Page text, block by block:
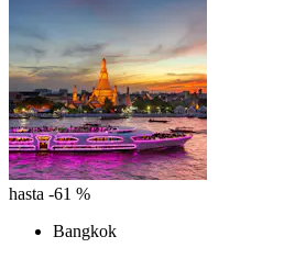
hasta -61 %
Bangkok